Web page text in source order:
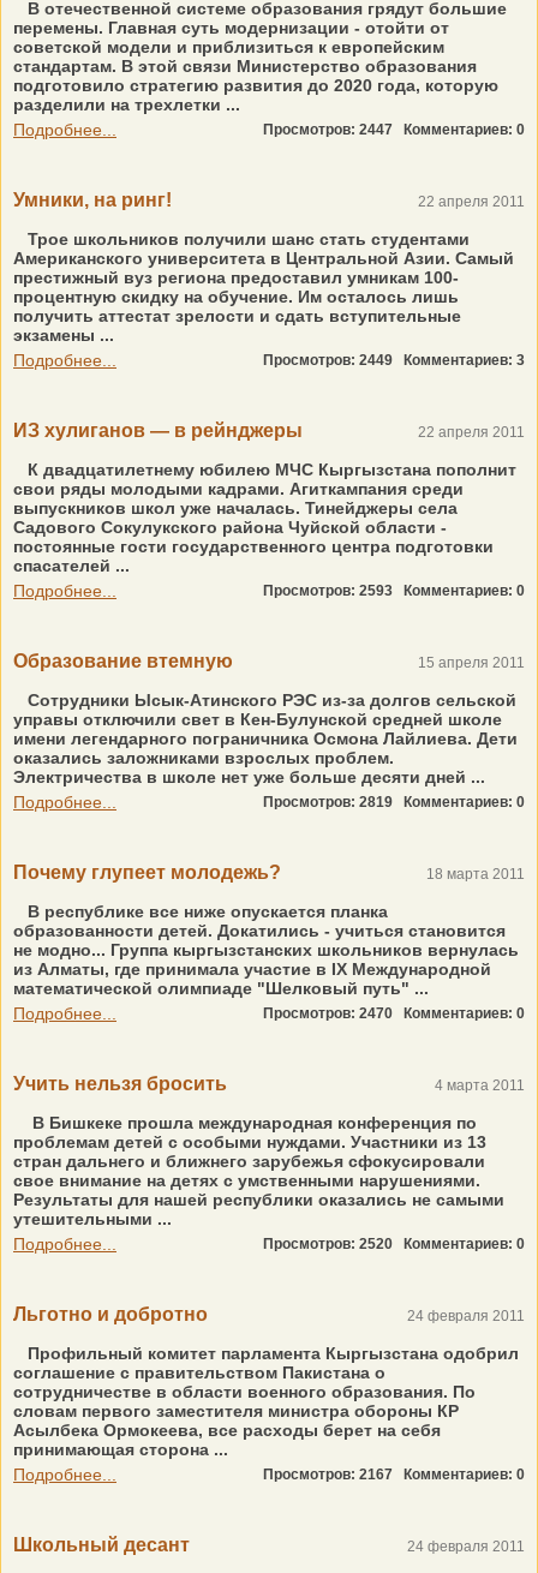
В отечественной системе образования грядут большие
перемены. Главная суть модернизации - отойти от
советской модели и приблизиться к европейским
стандартам. В этой связи Министерство образования
подготовило стратегию развития до 2020 года, которую
разделили на трехлетки ...
Подробнее...
Просмотров: 2447 Комментариев: 0
Умники, на ринг! 22 апреля 2011
Трое школьников получили шанс стать студентами
Американского университета в Центральной Азии. Самый
престижный вуз региона предоставил умникам 100-
процентную скидку на обучение. Им осталось лишь
получить аттестат зрелости и сдать вступительные
экзамены ...
Подробнее...
Просмотров: 2449 Комментариев: 3
ИЗ хулиганов — в рейнджеры 22 апреля 2011
К двадцатилетнему юбилею МЧС Кыргызстана пополнит
свои ряды молодыми кадрами. Агиткампания среди
выпускников школ уже началась. Тинейджеры села
Садового Сокулукского района Чуйской области -
постоянные гости государственного центра подготовки
спасателей ...
Подробнее...
Просмотров: 2593 Комментариев: 0
Образование втемную 15 апреля 2011
Сотрудники Ысык-Атинского РЭС из-за долгов сельской
управы отключили свет в Кен-Булунской средней школе
имени легендарного пограничника Осмона Лайлиева. Дети
оказались заложниками взрослых проблем.
Электричества в школе нет уже больше десяти дней ...
Подробнее...
Просмотров: 2819 Комментариев: 0
Почему глупеет молодежь? 18 марта 2011
В республике все ниже опускается планка
образованности детей. Докатились - учиться становится
не модно... Группа кыргызстанских школьников вернулась
из Алматы, где принимала участие в IХ Международной
математической олимпиаде "Шелковый путь" ...
Подробнее...
Просмотров: 2470 Комментариев: 0
Учить нельзя бросить 4 марта 2011
В Бишкеке прошла международная конференция по
проблемам детей с особыми нуждами. Участники из 13
стран дальнего и ближнего зарубежья сфокусировали
свое внимание на детях с умственными нарушениями.
Результаты для нашей республики оказались не самыми
утешительными ...
Подробнее...
Просмотров: 2520 Комментариев: 0
Льготно и добротно 24 февраля 2011
Профильный комитет парламента Кыргызстана одобрил
соглашение с правительством Пакистана о
сотрудничестве в области военного образования. По
словам первого заместителя министра обороны КР
Асылбека Ормокеева, все расходы берет на себя
принимающая сторона ...
Подробнее...
Просмотров: 2167 Комментариев: 0
Школьный десант 24 февраля 2011